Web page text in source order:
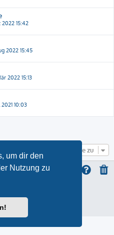
um dir den
Nutzung zu
2022 15:42
2022 15:45
2022 15:13
10:03
Gehe zu
phpBB.de